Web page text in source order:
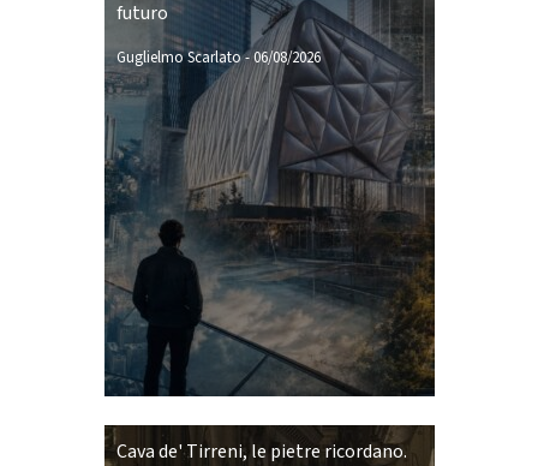
futuro
Guglielmo Scarlato-06/08/2026
Cava de' Tirreni, le pietre ricordano.